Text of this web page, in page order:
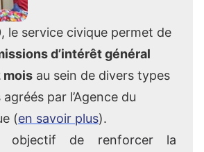
le service civique permet de
d’intérêt général
mois au sein de divers types
agréés par l’Agence du
(en savoir plus).
objectif de renforcer la